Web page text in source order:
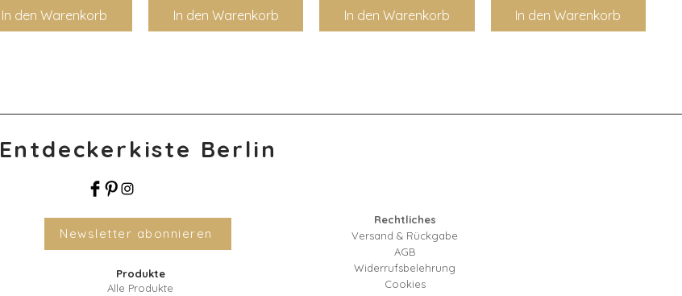
In den Warenkorb In den Warenkorb In den Warenkorb In den Warenkorb
Entdeckerkiste Berlin
Newsletter abonnieren
Produkte
Alle Produkte
Rechtliches
Versand & Rückgabe
AGB
Widerrufsbelehrung
Cookies